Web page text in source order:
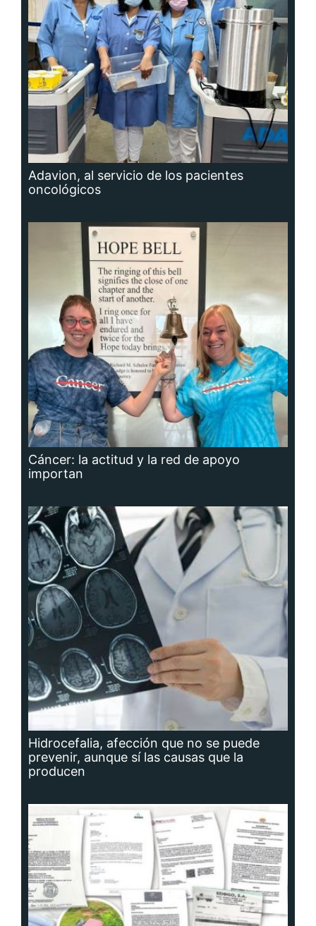
Adavion, al servicio de los pacientes
oncológicos
Cáncer: la actitud y la red de apoyo
importan
Hidrocefalia, afección que no se puede
prevenir, aunque sí las causas que la
producen